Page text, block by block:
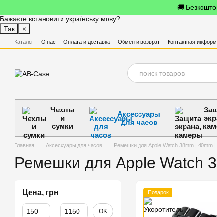
🚚
Бажаєте встановити українську мову?
Так
×
Каталог О нас Оплата и доставка Обмен и возврат Контактная
Чехлы
и
сумки
Аксессуары
для часов
Главная Аксессуары для часов Ремешки для Apple Watch 38mm | 40mm
Ремешки для Apple Watch
Подарок
Цена, грн
От Цена, грн
До Цена, грн OK